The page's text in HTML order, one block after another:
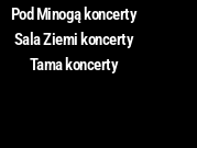
Pod Minogą koncerty
Sala Ziemi koncerty
Tama koncerty